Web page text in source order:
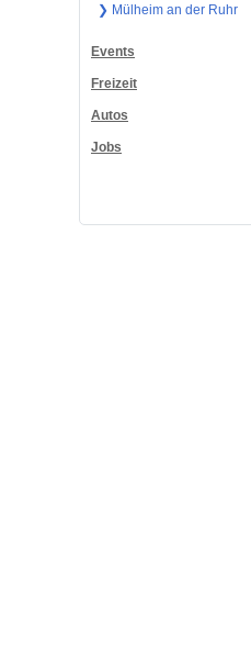
❯ Mülheim an der Ruhr
Events
Freizeit
Autos
Jobs